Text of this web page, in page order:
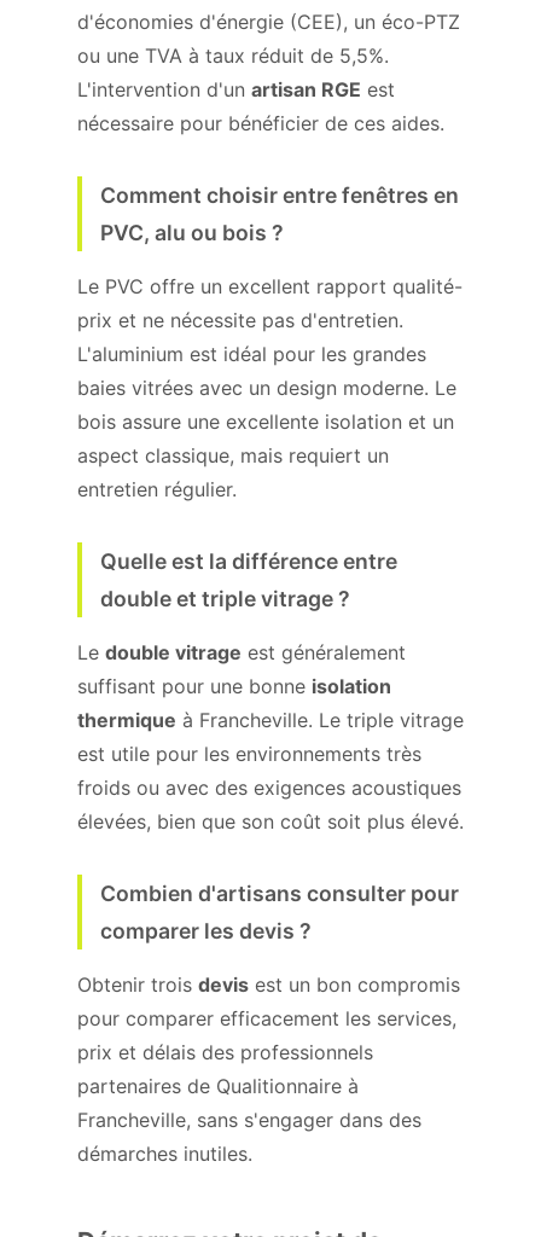
d'économies d'énergie (CEE), un éco-PTZ
ou une TVA à taux réduit de 5,5%.
L'intervention d'un artisan RGE est
nécessaire pour bénéficier de ces aides.
Comment choisir entre fenêtres en
PVC, alu ou bois ?
Le PVC offre un excellent rapport qualité-
prix et ne nécessite pas d'entretien.
L'aluminium est idéal pour les grandes
baies vitrées avec un design moderne. Le
bois assure une excellente isolation et un
aspect classique, mais requiert un
entretien régulier.
Quelle est la différence entre
double et triple vitrage ?
Le double vitrage est généralement
suffisant pour une bonne isolation
thermique à Francheville. Le triple vitrage
est utile pour les environnements très
froids ou avec des exigences acoustiques
élevées, bien que son coût soit plus élevé.
Combien d'artisans consulter pour
comparer les devis ?
Obtenir trois devis est un bon compromis
pour comparer efficacement les services,
prix et délais des professionnels
partenaires de Qualitionnaire à
Francheville, sans s'engager dans des
démarches inutiles.